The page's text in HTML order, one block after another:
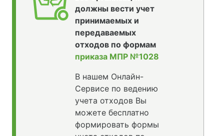
должны вести учет
принимаемых и
передаваемых
отходов по формам
приказа МПР №1028
В нашем Онлайн-
Сервисе по ведению
учета отходов Вы
можете бесплатно
формировать формы